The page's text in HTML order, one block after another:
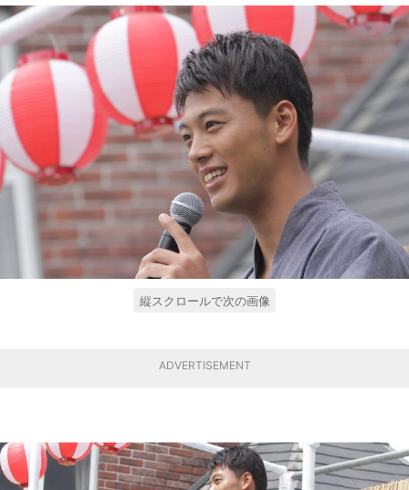
縦スクロールで次の画像
ADVERTISEMENT